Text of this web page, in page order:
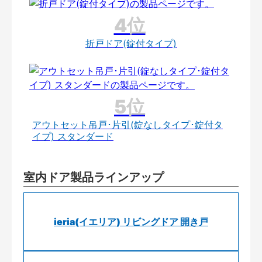
折戸ドア(錠付タイプ)
アウトセット吊戸･片引(錠なしタイプ･錠付タ
イプ) スタンダード
室内ドア製品ラインアップ
ieria(イエリア) リビングドア 開き戸